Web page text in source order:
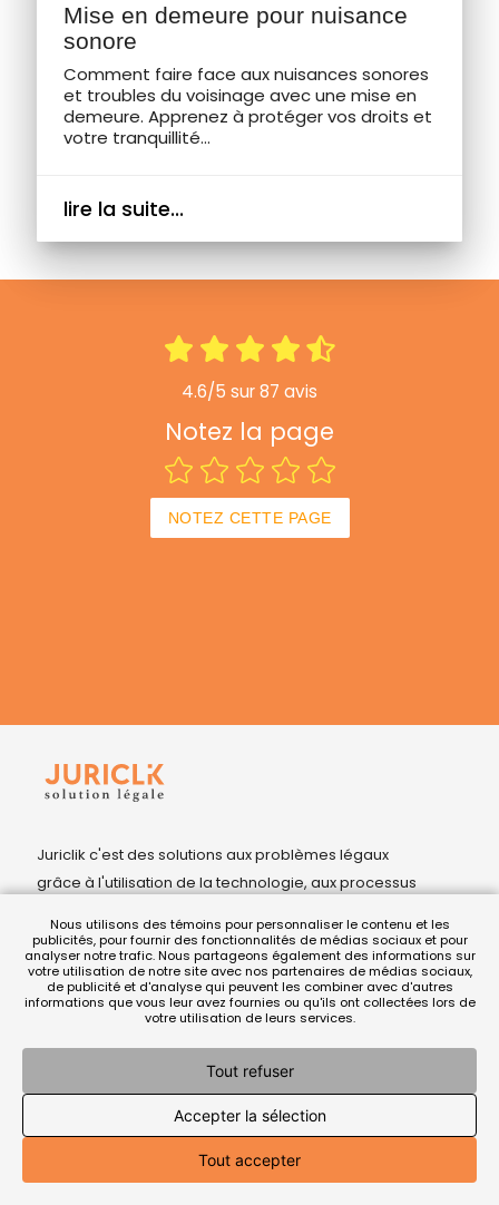
Mise en demeure pour nuisance
sonore
Comment faire face aux nuisances sonores
et troubles du voisinage avec une mise en
demeure. Apprenez à protéger vos droits et
votre tranquillité...
lire la suite...
4.6/5 sur 87 avis
Notez la page
NOTEZ CETTE PAGE
Juriclik c'est des solutions aux problèmes légaux
grâce à l'utilisation de la technologie, aux processus
processus judiciaire.
Juriclik
À propos
Répertoire juridique
Nous utilisons des témoins pour personnaliser le contenu et les
publicités, pour fournir des fonctionnalités de médias sociaux et pour
analyser notre trafic. Nous partageons également des informations sur
votre utilisation de notre site avec nos partenaires de médias sociaux,
de publicité et d'analyse qui peuvent les combiner avec d'autres
informations que vous leur avez fournies ou qu'ils ont collectées lors de
votre utilisation de leurs services.
Tout refuser
Accepter la sélection
Tout accepter